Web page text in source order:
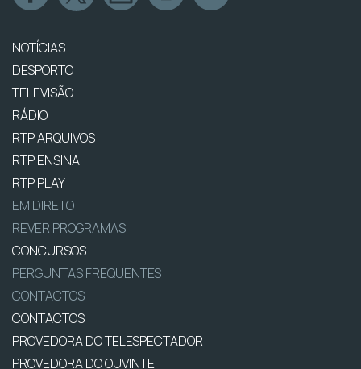
NOTÍCIAS
DESPORTO
TELEVISÃO
RÁDIO
RTP ARQUIVOS
RTP ENSINA
RTP PLAY
EM DIRETO
REVER PROGRAMAS
CONCURSOS
PERGUNTAS FREQUENTES
CONTACTOS
CONTACTOS
PROVEDORA DO TELESPECTADOR
PROVEDORA DO OUVINTE